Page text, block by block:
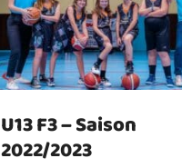
U13 F3 – Saison
2022/2023